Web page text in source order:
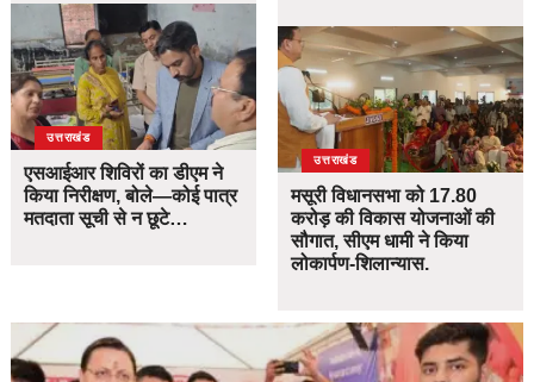
उत्तराखंड
एसआईआर शिविरों का डीएम ने
किया निरीक्षण, बोले—कोई पात्र
मतदाता सूची से न छूटे…
उत्तराखंड
मसूरी विधानसभा को 17.80
करोड़ की विकास योजनाओं की
सौगात, सीएम धामी ने किया
लोकार्पण-शिलान्यास.